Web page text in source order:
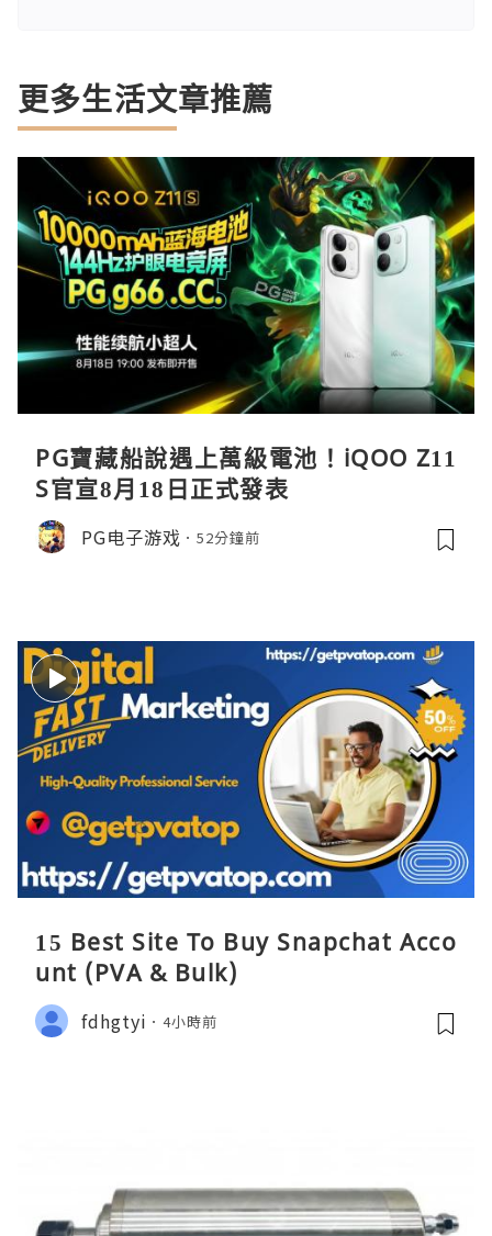
更多生活文章推薦
PG寶藏船說遇上萬級電池！iQOO Z11
S官宣8月18日正式發表
PG电子游戏 52分鐘前
15 Best Site To Buy Snapchat Acco
unt (PVA & Bulk)
fdhgtyi 4小時前